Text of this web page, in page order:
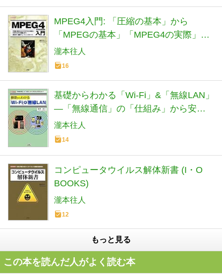
MPEG4入門: 「圧縮の基本」から
「MPEGの基本」「MPEG4の実際」ま
で-〈新世代〉動画フォ (I/O BOOKS)
瀧本往人
16
基礎からわかる「Wi‐Fi」&「無線LAN」
―「無線通信」の「仕組み」から安全
な活用法まで (I・O BOOKS)
瀧本往人
14
コンピュータウイルス解体新書 (I・O
BOOKS)
瀧本往人
12
もっと見る
この本を読んだ人がよく読む本